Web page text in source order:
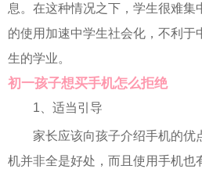
息。在这种情况之下，学生很难集
的使用加速中学生社会化，不利于
生的学业。
初一孩子想买手机怎么拒绝
1、适当引导
家长应该向孩子介绍手机的优
机并非全是好处，而且使用手机也